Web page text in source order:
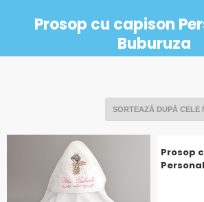
Prosop cu capison
Buburuza
Prosop